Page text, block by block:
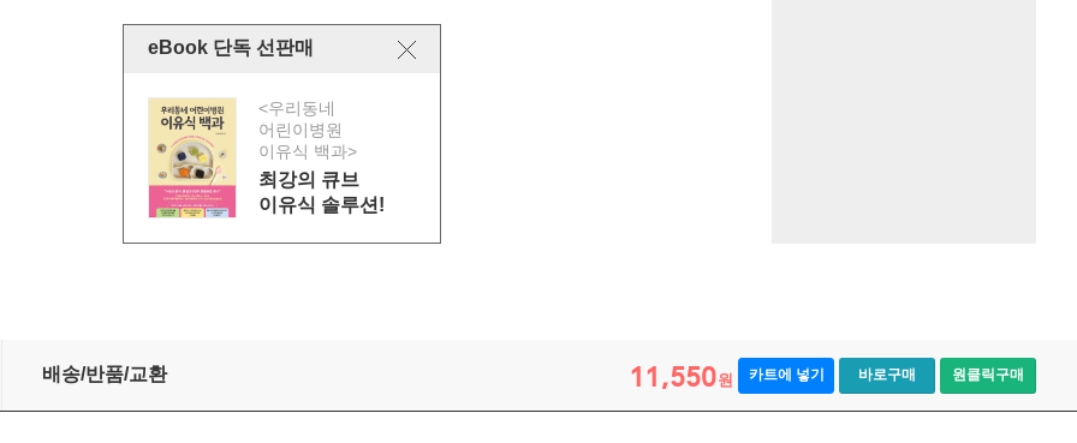
eBook 단독 선판매
<우리동네
어린이병원
이유식 백과>
최강의 큐브
이유식 솔루션!
배송/반품/교환 11,550원 카트에 넣기 바로구매 원클릭구매